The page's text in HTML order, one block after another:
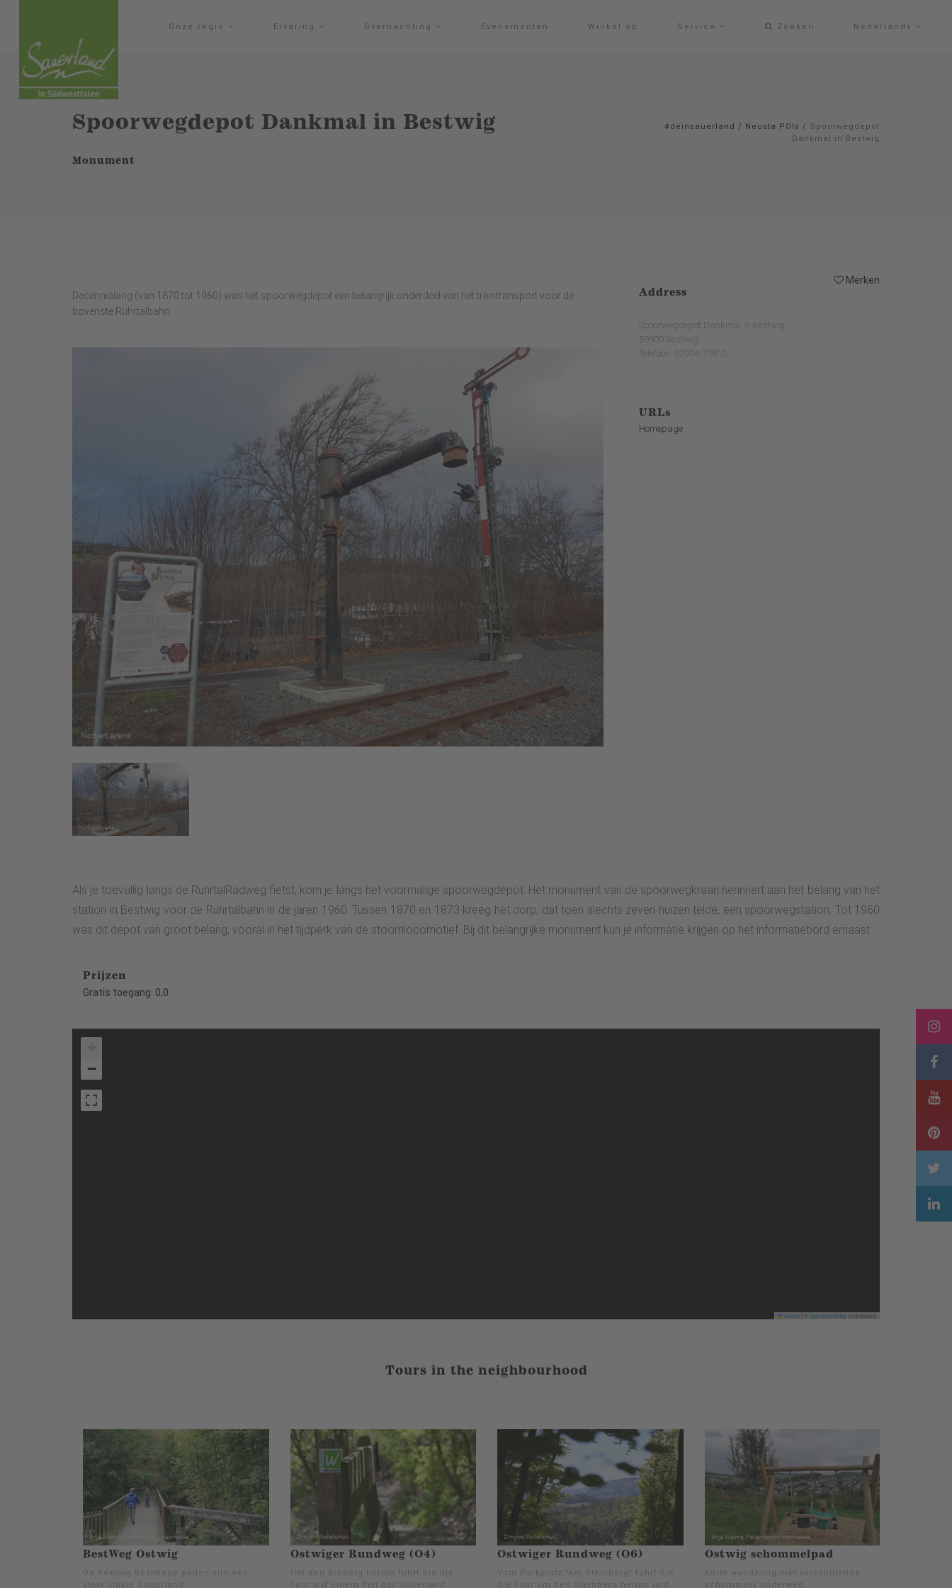
Onze regio Ervaring Overnachting Evenementen Winkel op Service Zoeken Nederlands
Spoorwegdepot Dankmal in Bestwig
Monument
#deinsauerland / Neusta POIs / Spoorwegdepot
Dankmal in Bestwig
Merken
Decennialang (van 1870 tot 1960) was het spoorwegdepot een belangrijk onderdeel van het treintransport voor de
bovenste Ruhrtalbahn.
Address
Spoorwegdepot Dankmal in Bestwig
59909 Bestwig
Telefoon: 02904-71810
URLs
Homepage
Als je toevallig langs de RuhrtalRadweg fietst, kom je langs het voormalige spoorwegdepot. Het monument van de spoorwegkraan herinnert aan het belang van het
station in Bestwig voor de Ruhrtalbahn in de jaren 1960. Tussen 1870 en 1873 kreeg het dorp, dat toen slechts zeven huizen telde, een spoorwegstation. Tot 1960
was dit depot van groot belang, vooral in het tijdperk van de stoomlocomotief. Bij dit belangrijke monument kun je informatie krijgen op het informatiebord ernaast.
Prijzen
Gratis toegang: 0,0
−
Leaflet OpenStreetMapcontributors
Tours in the neighbourhood
BestWeg Ostwig
De Bestwig BestWege paden zijn een
sterk stukje Sauerland.
Ostwiger Rundweg (O4)
Um den Breberg herum führt Sie die
Tour auf einem Teil der Sauerland
Ostwiger Rundweg (O6)
Vom Parkplatz "Am Steinberg" führt Sie
die Tour um den Steinberg herum und
Ostwig schommelpad
Korte wandeling met verschillende
schommels onderweg.